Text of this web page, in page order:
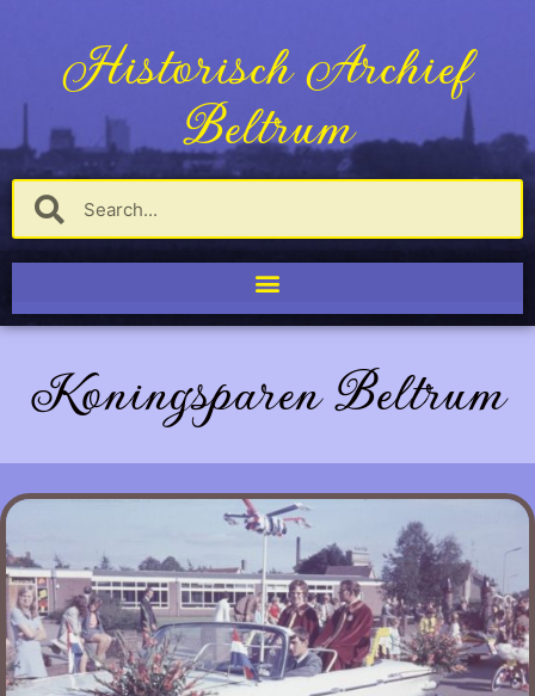
Historisch Archief
Beltrum
Koningsparen Beltrum